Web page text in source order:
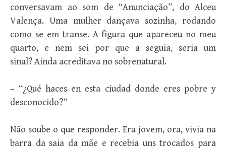
conversavam ao som de “Anunciação”, do Alceu
Valença. Uma mulher dançava sozinha, rodando
como se em transe. A figura que apareceu no meu
quarto, e nem sei por que a seguia, seria um
sinal? Ainda acreditava no sobrenatural.
– “¿Qué haces en esta ciudad donde eres pobre y
desconocido?”
Não soube o que responder. Era jovem, ora, vivia na
barra da saia da mãe e recebia uns trocados para